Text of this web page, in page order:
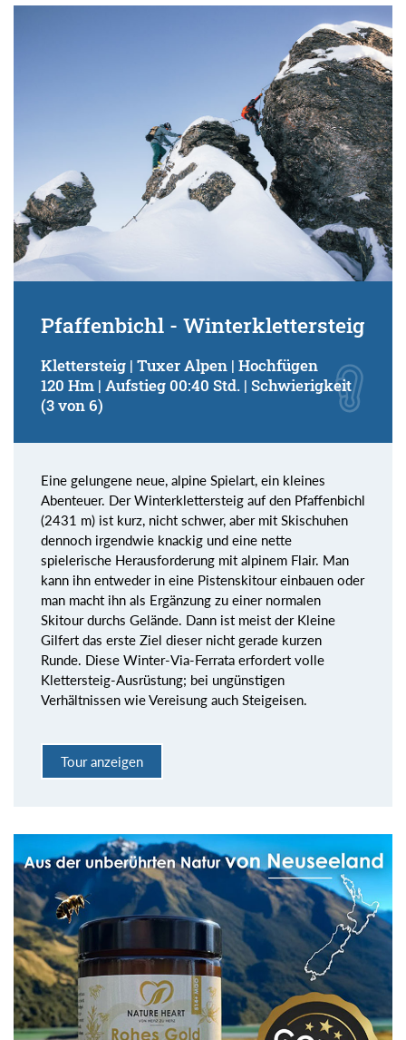
Pfaffenbichl - Winterklettersteig
Klettersteig | Tuxer Alpen | Hochfügen
120 Hm | Aufstieg 00:40 Std. | Schwierigkeit
(3 von 6)
Eine gelungene neue, alpine Spielart, ein kleines
Abenteuer. Der Winterklettersteig auf den Pfaffenbichl
(2431 m) ist kurz, nicht schwer, aber mit Skischuhen
dennoch irgendwie knackig und eine nette
spielerische Herausforderung mit alpinem Flair. Man
kann ihn entweder in eine Pistenskitour einbauen oder
man macht ihn als Ergänzung zu einer normalen
Skitour durchs Gelände. Dann ist meist der Kleine
Gilfert das erste Ziel dieser nicht gerade kurzen
Runde. Diese Winter-Via-Ferrata erfordert volle
Klettersteig-Ausrüstung; bei ungünstigen
Verhältnissen wie Vereisung auch Steigeisen.
Tour anzeigen